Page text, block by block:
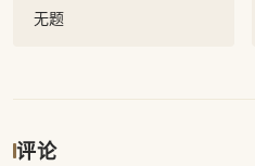
无题
评论